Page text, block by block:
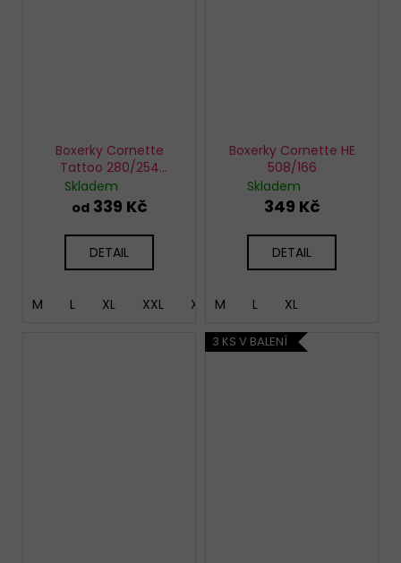
Boxerky Cornette
Tattoo 280/254
Hornet
Skladem
od339 Kč
DETAIL
M L XL XXL XXXL 4XL
Boxerky Cornette HE
508/166
Skladem
349 Kč
DETAIL
M L XL
3 KS V BALENÍ